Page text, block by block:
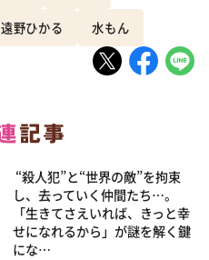
遠野ひかる 水もん
“殺人犯”と“世界の敵”を拘束
し、去っていく仲間たち…。
「生きてさえいれば、きっと幸
せになれるから」が謎を解く鍵
にな…